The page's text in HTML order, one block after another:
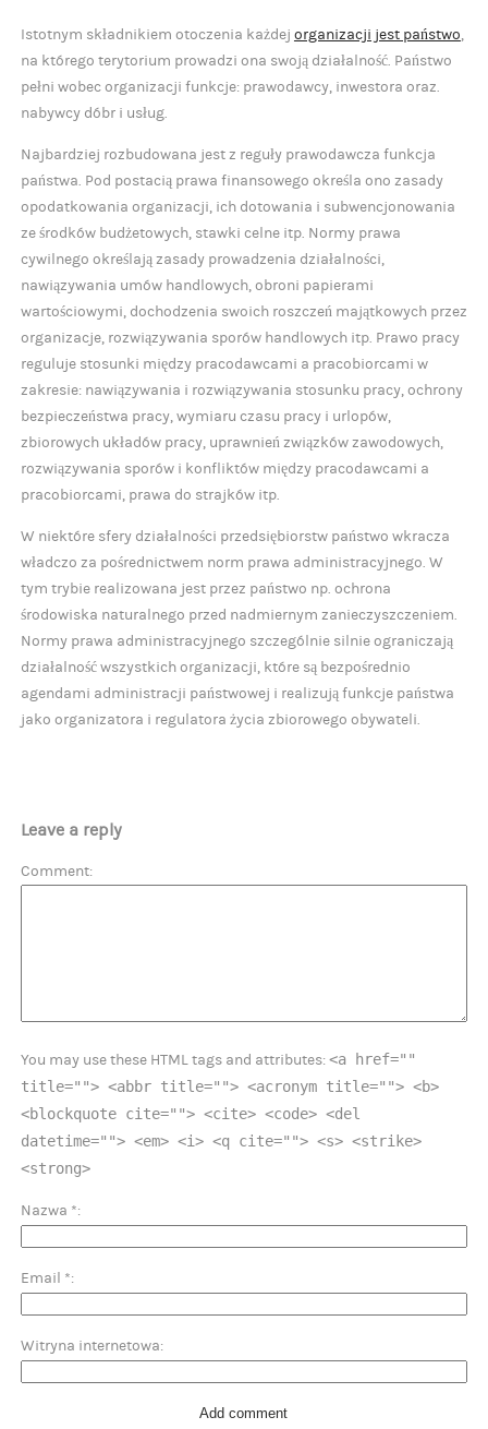
Istotnym składnikiem otoczenia każdej organizacji jest państwo,
na którego terytorium prowadzi ona swoją działalność. Państwo
pełni wobec organizacji funkcje: prawodawcy, inwestora oraz.
nabywcy dóbr i usług.
Najbardziej rozbudowana jest z reguły prawodawcza funkcja
państwa. Pod postacią prawa finansowego określa ono zasady
opodatkowania organizacji, ich dotowania i subwencjonowania
ze środków budżetowych, stawki celne itp. Normy prawa
cywilnego określają zasady prowadzenia działalności,
nawiązywania umów handlowych, obroni papierami
wartościowymi, dochodzenia swoich roszczeń majątkowych przez
organizacje, rozwiązywania sporów handlowych itp. Prawo pracy
reguluje stosunki między pracodawcami a pracobiorcami w
zakresie: nawiązywania i rozwiązywania stosunku pracy, ochrony
bezpieczeństwa pracy, wymiaru czasu pracy i urlopów,
zbiorowych układów pracy, uprawnień związków zawodowych,
rozwiązywania sporów i konfliktów między pracodawcami a
pracobiorcami, prawa do strajków itp.
W niektóre sfery działalności przedsiębiorstw państwo wkracza
władczo za pośrednictwem norm prawa administracyjnego. W
tym trybie realizowana jest przez państwo np. ochrona
środowiska naturalnego przed nadmiernym zanieczyszczeniem.
Normy prawa administracyjnego szczególnie silnie ograniczają
działalność wszystkich organizacji, które są bezpośrednio
agendami administracji państwowej i realizują funkcje państwa
jako organizatora i regulatora życia zbiorowego obywateli.
Leave a reply
Comment
You may use these HTML tags and attributes:<a href=""
title=""> <abbr title=""> <acronym title=""> <b>
<blockquote cite=""> <cite> <code> <del
datetime=""> <em> <i> <q cite=""> <s> <strike>
<strong>
Nazwa *
Email *
Witryna internetowa